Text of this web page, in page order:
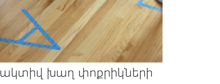
ակտիվ խաղ փոքրիկների